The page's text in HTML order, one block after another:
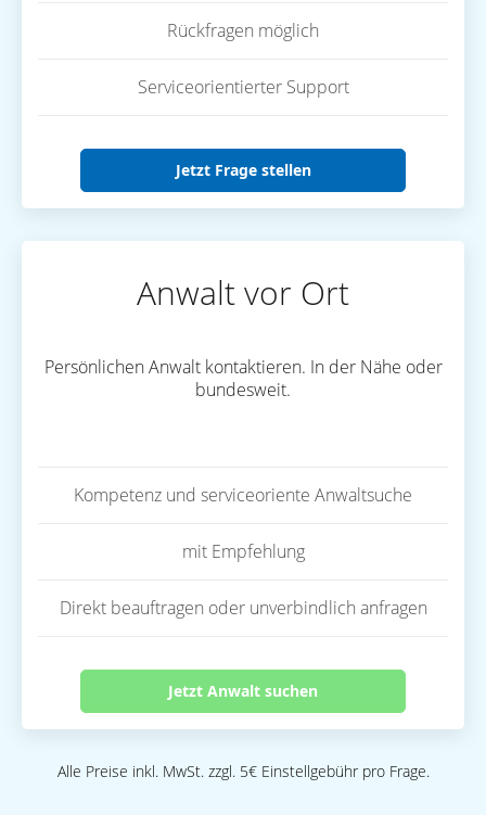
Rückfragen möglich
Serviceorientierter Support
Jetzt Frage stellen
Anwalt vor Ort
Persönlichen Anwalt kontaktieren. In der Nähe oder
bundesweit.
Kompetenz und serviceoriente Anwaltsuche
mit Empfehlung
Direkt beauftragen oder unverbindlich anfragen
Jetzt Anwalt suchen
Alle Preise inkl. MwSt. zzgl. 5€ Einstellgebühr pro Frage.